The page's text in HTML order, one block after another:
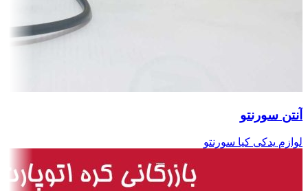
آنتن سورنتو
لوازم یدکی کیا سورنتو